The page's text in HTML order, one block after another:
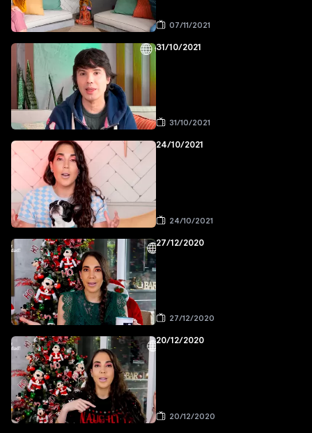
07/11/2021
31/10/2021
31/10/2021
24/10/2021
24/10/2021
27/12/2020
27/12/2020
20/12/2020
20/12/2020